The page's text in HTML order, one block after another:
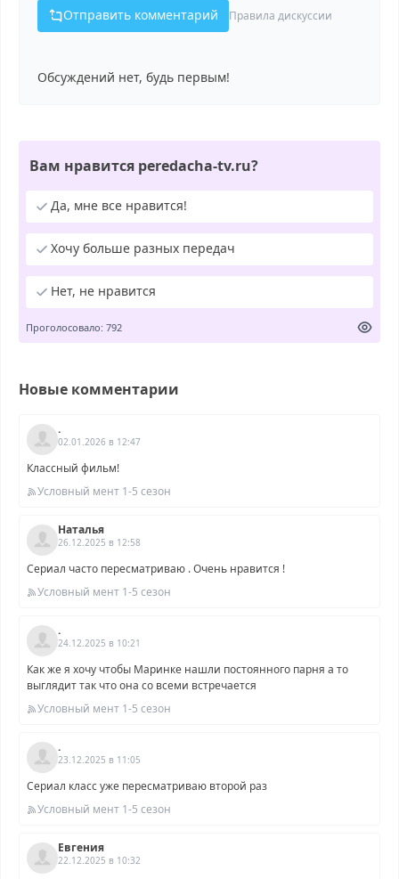
Отправить комментарий Правила дискуссии
Обсуждений нет, будь первым!
Вам нравится peredacha-tv.ru?
Да, мне все нравится!
Хочу больше разных передач
Нет, не нравится
Проголосовало: 792
Новые комментарии
.
02.01.2026 в 12:47
Классный фильм!
Условный мент 1-5 сезон
Наталья
26.12.2025 в 12:58
Сериал часто пересматриваю . Очень нравится !
Условный мент 1-5 сезон
.
24.12.2025 в 10:21
Как же я хочу чтобы Маринке нашли постоянного парня а то
выглядит так что она со всеми встречается
Условный мент 1-5 сезон
.
23.12.2025 в 11:05
Сериал класс уже пересматриваю второй раз
Условный мент 1-5 сезон
Евгения
22.12.2025 в 10:32